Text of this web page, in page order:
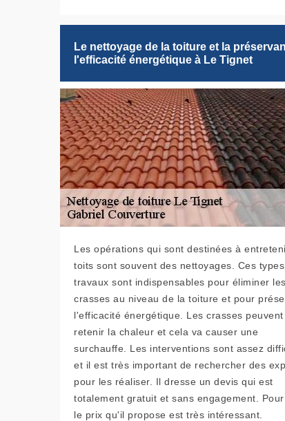
Le nettoyage de la toiture et la
l'efficacité énergétique à Le Tignet
Les opérations qui sont destinées à
toits sont souvent des nettoyages. Ces
travaux sont indispensables pour éliminer les
crasses au niveau de la toiture et pour
l'efficacité énergétique. Les crasses peuvent
retenir la chaleur et cela va causer une
surchauffe. Les interventions sont assez
et il est très important de rechercher des
pour les réaliser. Il dresse un devis qui est
totalement gratuit et sans engagement.
le prix qu'il propose est très intéressant.